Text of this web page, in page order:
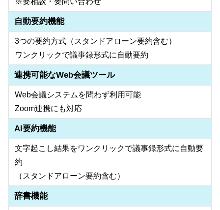
自動要約機能
3つの要約方式（スタンドアローン要約含む）
ワンクリックで議事録形式に自動要約
連携可能なWeb会議ツール
Web会議システムを問わず利用可能
Zoom連携にも対応
AI要約機能
文字起こし結果をワンクリックで議事録形式に自動要
約
（スタンドアローン要約含む）
辞書機能